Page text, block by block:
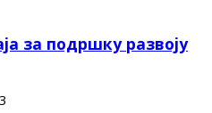
за подршку развоју